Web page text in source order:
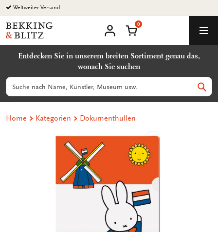
Zurück
zum
Inhalt
Weltweiter Versand
Bekking
&
Uitgevers
Warenkorb
0
Entdecken Sie in unserem breiten Sortiment genau das,
wonach Sie suchen
Suchen
Home Kategorien Dokumenthüllen